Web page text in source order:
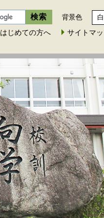
背景色 白
はじめての方へ サイトマ